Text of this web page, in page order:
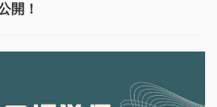
開！